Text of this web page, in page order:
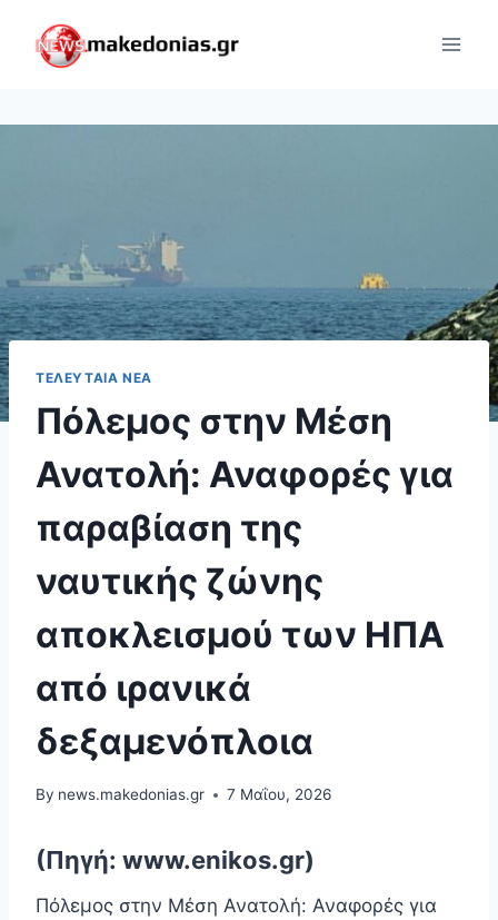
content
ΤΕΛΕΥΤΑΊΑ ΝΈΑ
Πόλεμος στην Μέση
Ανατολή: Αναφορές για
παραβίαση της
ναυτικής ζώνης
αποκλεισμού των ΗΠΑ
από ιρανικά
δεξαμενόπλοια
By news.makedonias.gr 7 Μαΐου, 2026
(Πηγή: www.enikos.gr)
Πόλεμος στην Μέση Ανατολή: Αναφορές για